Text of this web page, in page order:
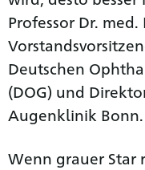
Professor Dr.
Deutschen
(DOG) und
Augenklinik Bonn.
Wenn grauer Star